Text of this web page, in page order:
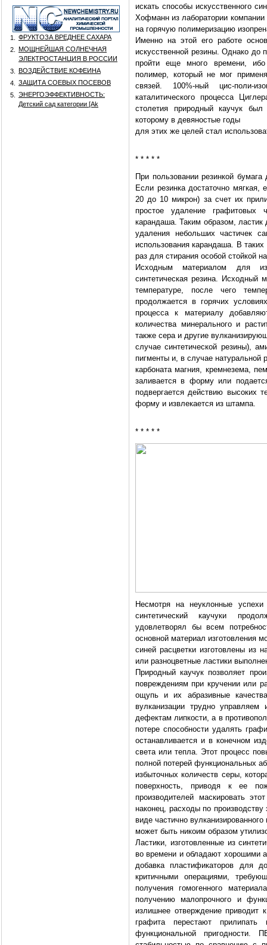
1.
ФРУКТОЗА ВРЕДНЕЕ САХАРА
2.
МОЩНЕЙШАЯ СОЛНЕЧНАЯ
ЭЛЕКТРОСТАНЦИЯ В РОССИИ
3.
ВОЗДЕЙСТВИЕ КОФЕИНА
4.
ЗАЩИТА СОЕВЫХ ПОСЕВОВ
5.
ЭНЕРГОЭФФЕКТИВНОСТЬ:
Детский сад категории [Аk
искать способы искусственного
Хофманн из лаборатории
на горячую полимеризацию
Именно на этой его работе
искусственной резины. Однако до
пройти еще много времени,
полимер, который не мог
связей. 100%-ный цис-поли-
каталитического процесса
столетия природный каучук
которому в девяностые годы
для этих же целей стал
* * * * *
При пользовании резинкой
Если резинка достаточно
20 до 10 микрон) за счет их
простое удаление графитовых
карандаша. Таким образом,
удаления небольших частичек
использования карандаша. В
раз для стирания особой стойкой
Исходным материалом для
синтетическая резина. Исходный
температуре, после чего
продолжается в горячих
процесса к материалу
количества минерального и
также сера и другие
случае синтетической резины),
пигменты и, в случае натуральной
карбоната магния, кремнезема,
заливается в форму или
подвергается действию высоких
форму и извлекается из штампа.
* * * * *
Несмотря на неуклонные
синтетический каучуки
удовлетворял бы всем
основной материал изготовления
синей расцветки изготовлены из
или разноцветные ластики
Природный каучук позволяет
повреждениям при кручении или
ощупь и их абразивные
вулканизации трудно
дефектам липкости, а в
потере способности удалять
останавливается и в конечном
света или тепла. Этот процесс
полной потерей функциональных
избыточных количеств серы,
поверхность, приводя к ее
производителей маскировать
наконец, расходы по
виде частично
может быть никоим образом
Ластики, изготовленные из
во времени и обладают хорошими
добавка пластификаторов для
критичными операциями,
получения гомогенного
получению малопрочного и
излишнее отверждение приводит
графита перестают
функциональной